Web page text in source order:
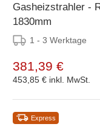
Gasheizstrahler -
1830mm
1 - 3 Werktage
381,39 €
453,85 € inkl. MwSt.
Express